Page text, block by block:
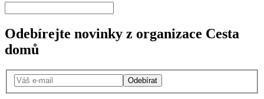
Odebírejte novinky z organizace Cesta
domů
Odebírat